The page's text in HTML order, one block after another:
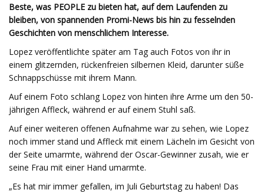
Beste, was PEOPLE zu bieten hat, auf dem Laufenden zu
bleiben, von spannenden Promi-News bis hin zu fesselnden
Geschichten von menschlichem Interesse.
Lopez veröffentlichte später am Tag auch Fotos von ihr in
einem glitzernden, rückenfreien silbernen Kleid, darunter süße
Schnappschüsse mit ihrem Mann.
Auf einem Foto schlang Lopez von hinten ihre Arme um den 50-
jährigen Affleck, während er auf einem Stuhl saß.
Auf einer weiteren offenen Aufnahme war zu sehen, wie Lopez
noch immer stand und Affleck mit einem Lächeln im Gesicht von
der Seite umarmte, während der Oscar-Gewinner zusah, wie er
seine Frau mit einer Hand umarmte.
„Es hat mir immer gefallen, im Juli Geburtstag zu haben! Das